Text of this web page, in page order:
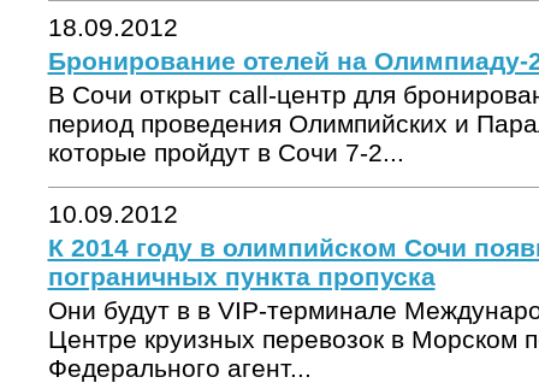
18.09.2012
Бронирование отелей на Олимпиаду-
В Сочи открыт call-центр для
период проведения Олимпийских и
которые пройдут в Сочи 7-2...
10.09.2012
К 2014 году в олимпийском Сочи
пограничных пункта пропуска
Они будут в в VIP-терминале
Центре круизных перевозок в Морском
Федерального агент...